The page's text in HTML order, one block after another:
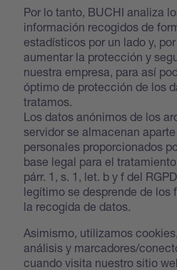
Por lo tanto, BUCHI analiza
información recogidos de
estadísticos por un lado y,
aumentar la protección y
nuestra empresa, para así
óptimo de protección de los
tratamos.
Los datos anónimos de los
servidor se almacenan
personales proporcionados
base legal para el
párr. 1, s. 1, let. b y f del
legítimo se desprende de los
la recogida de datos.
Asimismo, utilizamos
análisis y marcadores/
cuando visita nuestro sitio